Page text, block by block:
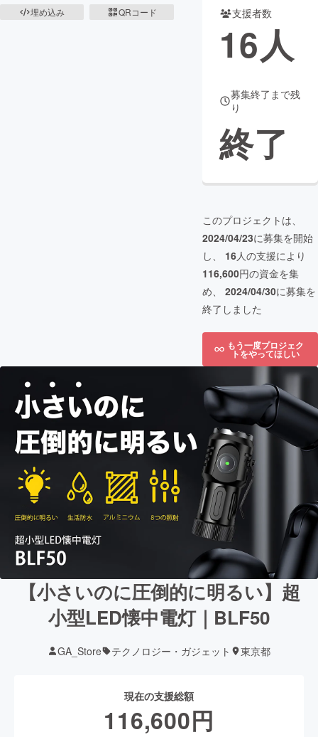
埋め込み
QRコード 支援者数
16人
募集終了まで残
り
終了
このプロジェクトは、
2024/04/23に募集を開始
し、 16人の支援により
116,600円の資金を集
め、 2024/04/30に募集を
終了しました
もう一度プロジェク
トをやってほしい
【小さいのに圧倒的に明るい】超
小型LED懐中電灯｜BLF50
GA_Store テクノロジー・ガジェット 東京都
現在の支援総額
116,600円